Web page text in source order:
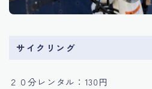
サイクリング
２０分レンタル：130円